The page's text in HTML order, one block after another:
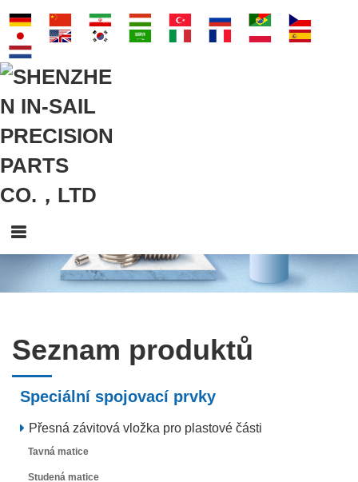
Seznam produktů
Speciální spojovací prvky
Přesná závitová vložka pro plastové části
Tavná matice
Studená matice